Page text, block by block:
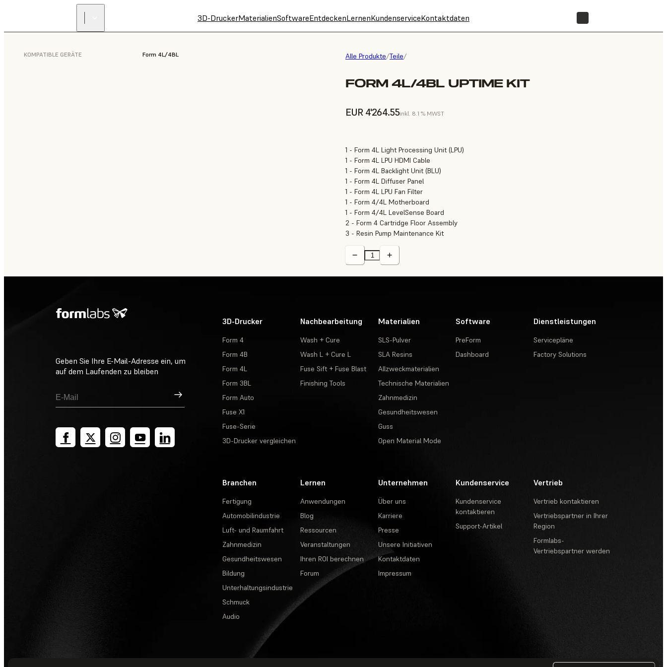
3D-DruckerMaterialienSoftwareEntdeckenLernenKundenserviceKontaktdaten
Alle Produkte/Teile/
FORM 4L/4BL UPTIME KIT
EUR 4'264.55inkl. 8.1 % MWST
KOMPATIBLE GERÄTE Form 4L/4BL
1 - Form 4L Light Processing Unit (LPU)
1 - Form 4L LPU HDMI Cable
1 - Form 4L Backlight Unit (BLU)
1 - Form 4L Diffuser Panel
1 - Form 4L LPU Fan Filter
1 - Form 4/4L Motherboard
1 - Form 4/4L LevelSense Board
2 - Form 4 Cartridge Floor Assembly
3 - Resin Pump Maintenance Kit
Geben Sie Ihre E-Mail-Adresse ein, um
auf dem Laufenden zu bleiben
Registrieren
3D-Drucker
Form 4
Form 4B
Form 4L
Form 3BL
Form Auto
Fuse X1
Fuse-Serie
3D-Drucker vergleichen
Nachbearbeitung
Wash + Cure
Wash L + Cure L
Fuse Sift + Fuse Blast
Finishing Tools
Materialien
SLS-Pulver
SLA Resins
Allzweckmaterialien
Technische Materialien
Zahnmedizin
Gesundheitswesen
Guss
Open Material Mode
Software
PreForm
Dashboard
Dienstleistungen
Servicepläne
Factory Solutions
Branchen
Fertigung
Automobilindustrie
Luft- und Raumfahrt
Zahnmedizin
Gesundheitswesen
Bildung
Unterhaltungsindustrie
Schmuck
Audio
Lernen
Anwendungen
Blog
Ressourcen
Veranstaltungen
Ihren ROI berechnen
Forum
Unternehmen
Über uns
Karriere
Presse
Unsere Initiativen
Kontaktdaten
Impressum
Kundenservice
Kundenservice
kontaktieren
Support-Artikel
Vertrieb
Vertrieb kontaktieren
Vertriebspartner in Ihrer
Region
Formlabs-
Vertriebspartner werden